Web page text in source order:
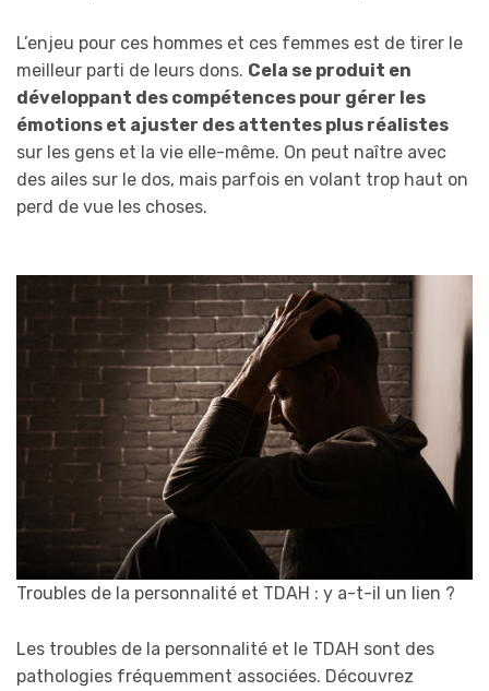
L’enjeu pour ces hommes et ces femmes est de tirer le
meilleur parti de leurs dons. Cela se produit en
développant des compétences pour gérer les
émotions et ajuster des attentes plus réalistes
sur les gens et la vie elle-même. On peut naître avec
des ailes sur le dos, mais parfois en volant trop haut on
perd de vue les choses.
Troubles de la personnalité et TDAH : y a-t-il un lien ?
Les troubles de la personnalité et le TDAH sont des
pathologies fréquemment associées. Découvrez